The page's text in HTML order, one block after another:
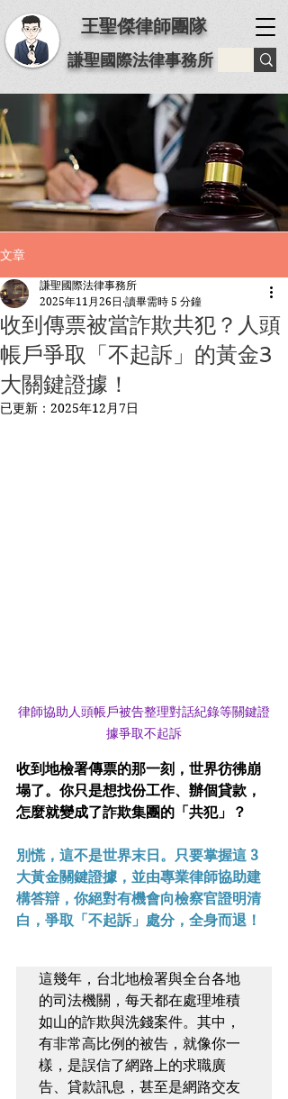
王聖傑律師團隊
謙聖國際法律事務所
文章
收到傳票被當詐欺共犯？人頭
帳戶爭取「不起訴」的黃金3
大關鍵證據！
謙聖國際法律事務所
2025年11月26日 讀畢需時 5 分鐘
已更新： 2025年12月7日
律師協助人頭帳戶被告整理對話紀錄等關鍵證
據爭取不起訴
收到地檢署傳票的那一刻，世界彷彿崩
塌了。你只是想找份工作、辦個貸款，
怎麼就變成了詐欺集團的「共犯」？
別慌，這不是世界末日。只要掌握這 3
大黃金關鍵證據，並由專業律師協助建
構答辯，你絕對有機會向檢察官證明清
白，爭取「不起訴」處分，全身而退！
這幾年，台北地檢署與全台各地
的司法機關，每天都在處理堆積
如山的詐欺與洗錢案件。其中，
有非常高比例的被告，就像你一
樣，是誤信了網路上的求職廣
告、貸款訊息，甚至是網路交友